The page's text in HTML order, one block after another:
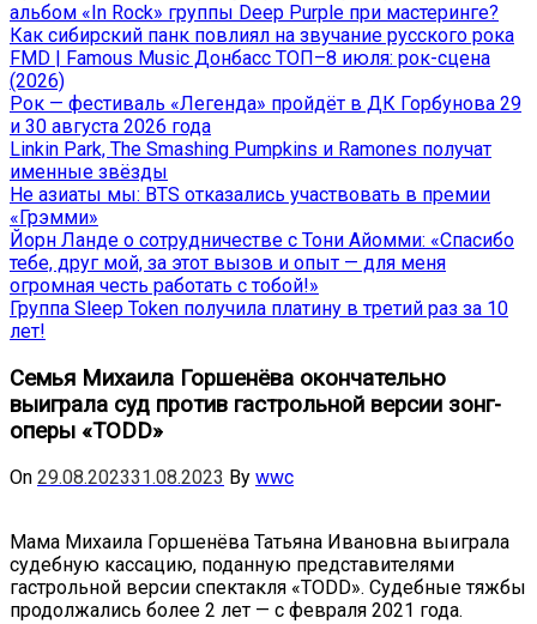
альбом «In Rock» группы Deep Purple при мастеринге?
Как сибирский панк повлиял на звучание русского рока
FMD | Famous Music Донбасс ТОП–8 июля: рок-сцена
(2026)
Рок — фестиваль «Легенда» пройдёт в ДК Горбунова 29
и 30 августа 2026 года
Linkin Park, The Smashing Pumpkins и Ramones получат
именные звёзды
Не азиаты мы: BTS отказались участвовать в премии
«Грэмми»
Йорн Ланде о сотрудничестве с Тони Айомми: «Спасибо
тебе, друг мой, за этот вызов и опыт — для меня
огромная честь работать с тобой!»
Группа Sleep Token получила платину в третий раз за 10
лет!
Семья Михаила Горшенёва окончательно
выиграла суд против гастрольной версии зонг-
оперы «TODD»
On 29.08.202331.08.2023 By wwc
Мама Михаила Горшенёва Татьяна Ивановна выиграла
судебную кассацию, поданную представителями
гастрольной версии спектакля «TODD». Судебные тяжбы
продолжались более 2 лет — с февраля 2021 года.